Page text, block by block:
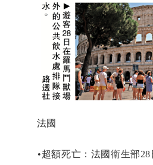
法國
•超額死亡：法國衞生部28